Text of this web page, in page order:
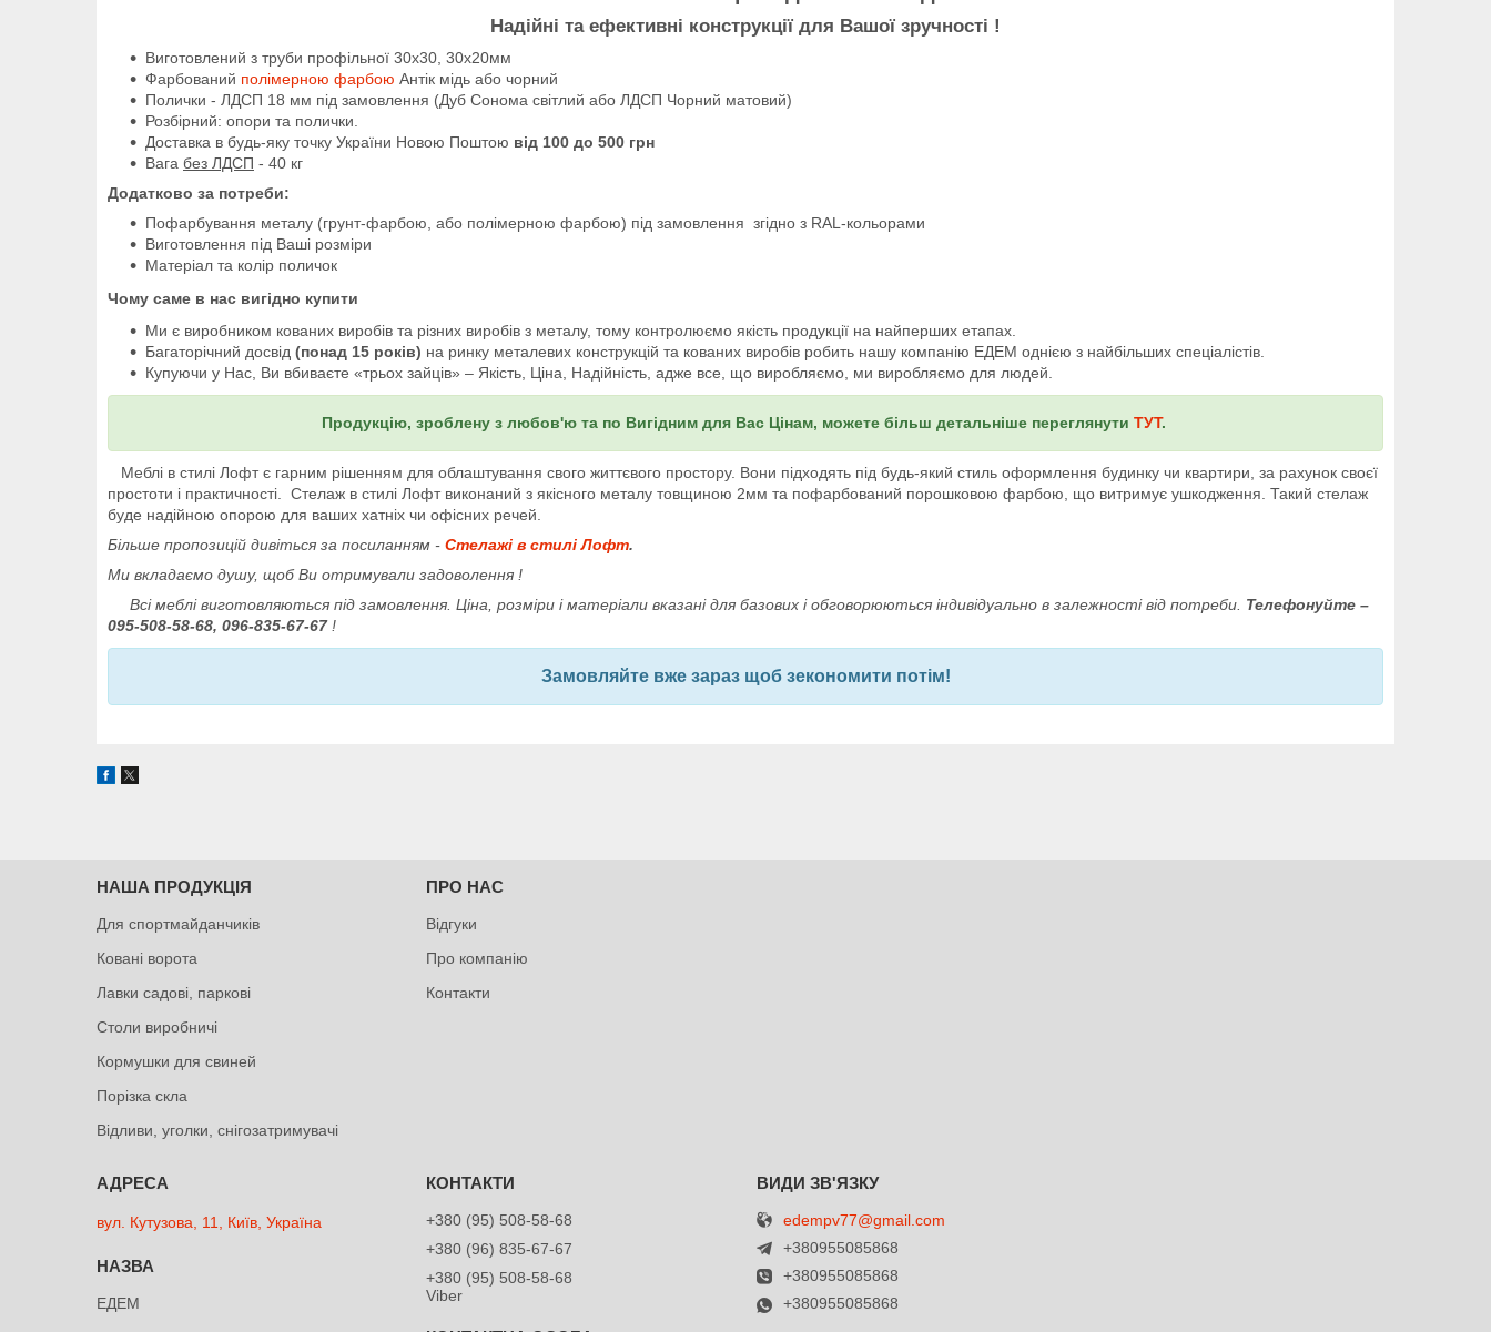
Надійні та ефективні конструкції для Вашої зручності !
Виготовлений з труби профільної 30х30, 30х20мм
Фарбований полімерною фарбою Антік мідь або чорний
Полички - ЛДСП 18 мм під замовлення (Дуб Сонома світлий або ЛДСП Чорний матовий)
Розбірний: опори та полички.
Доставка в будь-яку точку України Новою Поштою від 100 до 500 грн
Вага без ЛДСП - 40 кг
Додатково за потреби:
Пофарбування металу (грунт-фарбою, або полімерною фарбою) під замовлення згідно з RAL-кольорами
Виготовлення під Ваші розміри
Матеріал та колір поличок
Чому саме в нас вигідно купити
Ми є виробником кованих виробів та різних виробів з металу, тому контролюємо якість продукції на найперших етапах.
Багаторічний досвід (понад 15 років) на ринку металевих конструкцій та кованих виробів робить нашу компанію ЕДЕМ однією з найбільших спеціалістів.
Купуючи у Нас, Ви вбиваєте «трьох зайців» – Якість, Ціна, Надійність, адже все, що виробляємо, ми виробляємо для людей.
Продукцію, зроблену з любов'ю та по Вигідним для Вас Цінам, можете більш детальніше переглянути ТУТ.
Меблі в стилі Лофт є гарним рішенням для облаштування свого життєвого простору. Вони підходять під будь-який стиль оформлення будинку чи квартири, за рахунок своєї
простоти і практичності. Стелаж в стилі Лофт виконаний з якісного металу товщиною 2мм та пофарбований порошковою фарбою, що витримує ушкодження. Такий стелаж
буде надійною опорою для ваших хатніх чи офісних речей.
Більше пропозицій дивіться за посиланням - Стелажі в стилі Лофт.
Ми вкладаємо душу, щоб Ви отримували задоволення !
Всі меблі виготовляються під замовлення. Ціна, розміри і матеріали вказані для базових і обговорюються індивідуально в залежності від потреби. Телефонуйте –
095-508-58-68, 096-835-67-67 !
Замовляйте вже зараз щоб зекономити потім!
НАША ПРОДУКЦІЯ
Для спортмайданчиків
Ковані ворота
Лавки садові, паркові
Столи виробничі
Кормушки для свиней
Порізка скла
Відливи, уголки, снігозатримувачі
ПРО НАС
Відгуки
Про компанію
Контакти
вул. Кутузова, 11, Київ, Україна
ЕДЕМ
+380 (95) 508-58-68
+380 (96) 835-67-67
+380 (95) 508-58-68
Viber
edempv77@gmail.com
+380955085868
+380955085868
+380955085868